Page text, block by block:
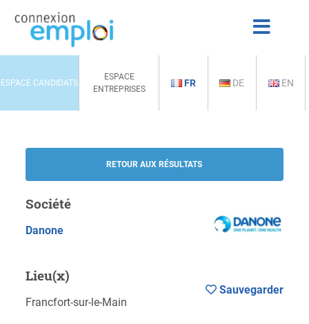
ESPACE CANDIDATS
ESPACE
ENTREPRISES
FR DE EN
RETOUR AUX RÉSULTATS
Société
Danone
Lieu(x)
Francfort-sur-le-Main
Sauvegarder